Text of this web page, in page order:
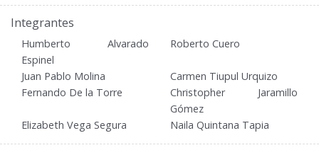
Integrantes
Humberto Alvarado
Espinel
Roberto Cuero
Juan Pablo Molina
Carmen Tiupul Urquizo
Fernando De la Torre
Christopher Jaramillo
Gómez
Elizabeth Vega Segura
Naila Quintana Tapia